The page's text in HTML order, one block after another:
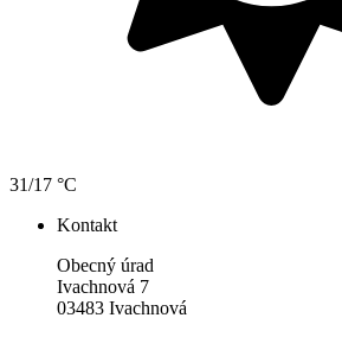
31/17 °C
Kontakt
Obecný úrad
Ivachnová 7
03483 Ivachnová